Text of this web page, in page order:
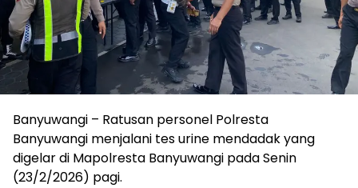
Banyuwangi – Ratusan personel Polresta
Banyuwangi menjalani tes urine mendadak yang
digelar di Mapolresta Banyuwangi pada Senin
(23/2/2026) pagi.